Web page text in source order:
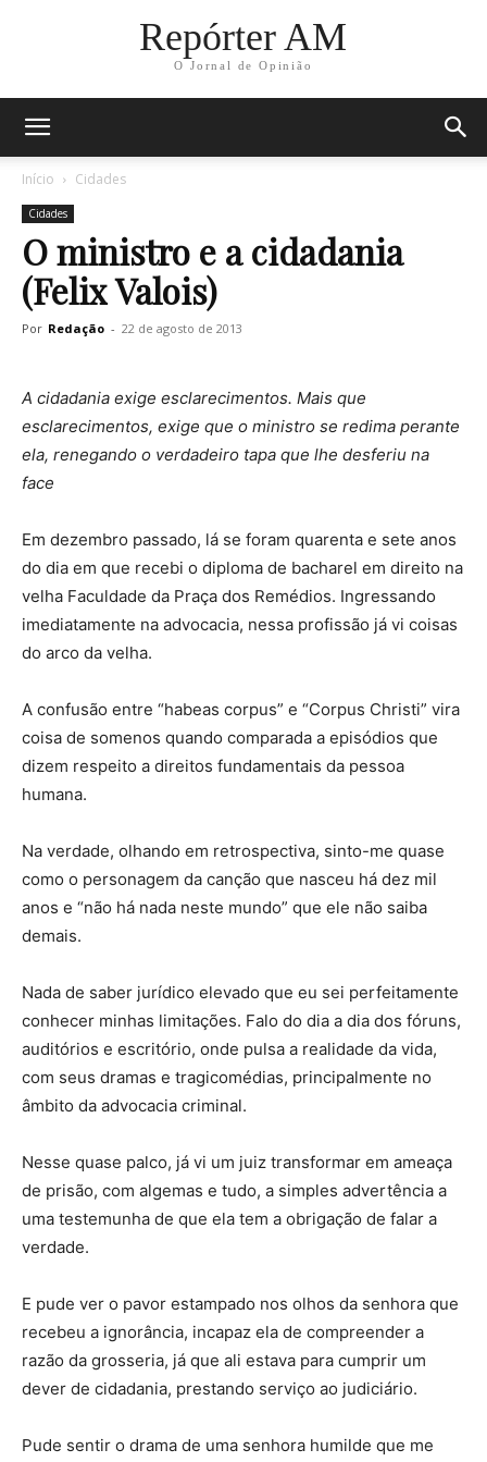
Repórter AM
O Jornal de Opinião
Início Cidades
Cidades
O ministro e a cidadania
(Felix Valois)
Por Redação - 22 de agosto de 2013
A cidadania exige esclarecimentos. Mais que
esclarecimentos, exige que o ministro se redima perante
ela, renegando o verdadeiro tapa que lhe desferiu na
face
Em dezembro passado, lá se foram quarenta e sete anos
do dia em que recebi o diploma de bacharel em direito na
velha Faculdade da Praça dos Remédios. Ingressando
imediatamente na advocacia, nessa profissão já vi coisas
do arco da velha.
A confusão entre “habeas corpus” e “Corpus Christi” vira
coisa de somenos quando comparada a episódios que
dizem respeito a direitos fundamentais da pessoa
humana.
Na verdade, olhando em retrospectiva, sinto-me quase
como o personagem da canção que nasceu há dez mil
anos e “não há nada neste mundo” que ele não saiba
demais.
Nada de saber jurídico elevado que eu sei perfeitamente
conhecer minhas limitações. Falo do dia a dia dos fóruns,
auditórios e escritório, onde pulsa a realidade da vida,
com seus dramas e tragicomédias, principalmente no
âmbito da advocacia criminal.
Nesse quase palco, já vi um juiz transformar em ameaça
de prisão, com algemas e tudo, a simples advertência a
uma testemunha de que ela tem a obrigação de falar a
verdade.
E pude ver o pavor estampado nos olhos da senhora que
recebeu a ignorância, incapaz ela de compreender a
razão da grosseria, já que ali estava para cumprir um
dever de cidadania, prestando serviço ao judiciário.
Pude sentir o drama de uma senhora humilde que me